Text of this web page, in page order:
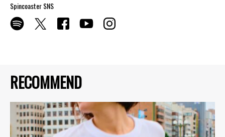
RECOMMEND
Spincoaster SNS